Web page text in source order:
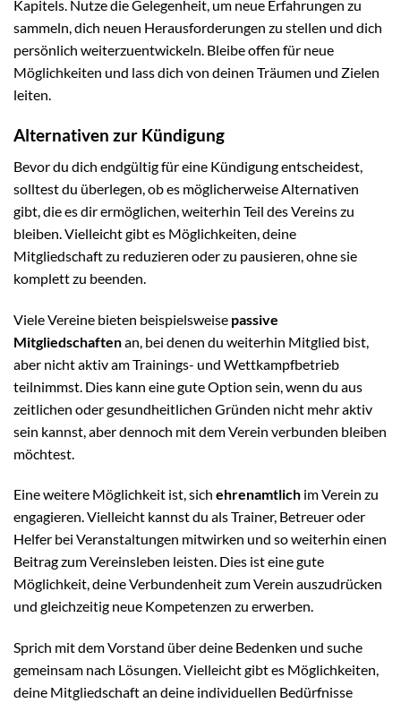
Kapitels. Nutze die Gelegenheit, um neue Erfahrungen zu
sammeln, dich neuen Herausforderungen zu stellen und dich
persönlich weiterzuentwickeln. Bleibe offen für neue
Möglichkeiten und lass dich von deinen Träumen und Zielen
leiten.
Alternativen zur Kündigung
Bevor du dich endgültig für eine Kündigung entscheidest,
solltest du überlegen, ob es möglicherweise Alternativen
gibt, die es dir ermöglichen, weiterhin Teil des Vereins zu
bleiben. Vielleicht gibt es Möglichkeiten, deine
Mitgliedschaft zu reduzieren oder zu pausieren, ohne sie
komplett zu beenden.
Viele Vereine bieten beispielsweise passive
Mitgliedschaftenan, bei denen du weiterhin Mitglied bist,
aber nicht aktiv am Trainings- und Wettkampfbetrieb
teilnimmst. Dies kann eine gute Option sein, wenn du aus
zeitlichen oder gesundheitlichen Gründen nicht mehr aktiv
sein kannst, aber dennoch mit dem Verein verbunden bleiben
möchtest.
Eine weitere Möglichkeit ist, sich ehrenamtlich im Verein zu
engagieren. Vielleicht kannst du als Trainer, Betreuer oder
Helfer bei Veranstaltungen mitwirken und so weiterhin einen
Beitrag zum Vereinsleben leisten. Dies ist eine gute
Möglichkeit, deine Verbundenheit zum Verein auszudrücken
und gleichzeitig neue Kompetenzen zu erwerben.
Sprich mit dem Vorstand über deine Bedenken und suche
gemeinsam nach Lösungen. Vielleicht gibt es Möglichkeiten,
deine Mitgliedschaft an deine individuellen Bedürfnisse